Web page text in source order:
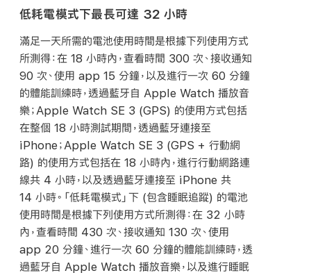
低耗電模式下最長可達 32 小時
滿足一天所需的電池使用時間是根據下列使用方式
所測得：在 18 小時內，查看時間 300 次、接收通知
90 次、使用 app 15 分鐘，以及進行一次 60 分鐘
的體能訓練時，透過藍牙自 Apple Watch 播放音
樂；Apple Watch SE 3 (GPS) 的使用方式包括
在整個 18 小時測試期間，透過藍牙連接至
iPhone；Apple Watch SE 3 (GPS + 行動網
路) 的使用方式包括在 18 小時內，進行行動網路連
線共 4 小時，以及透過藍牙連接至 iPhone 共
14 小時。「低耗電模式」下 (包含睡眠追蹤) 的電池
使用時間是根據下列使用方式所測得：在 32 小時
內，查看時間 430 次、接收通知 130 次、使用
app 20 分鐘、進行一次 60 分鐘的體能訓練時，透
過藍牙自 Apple Watch 播放音樂，以及進行睡眠